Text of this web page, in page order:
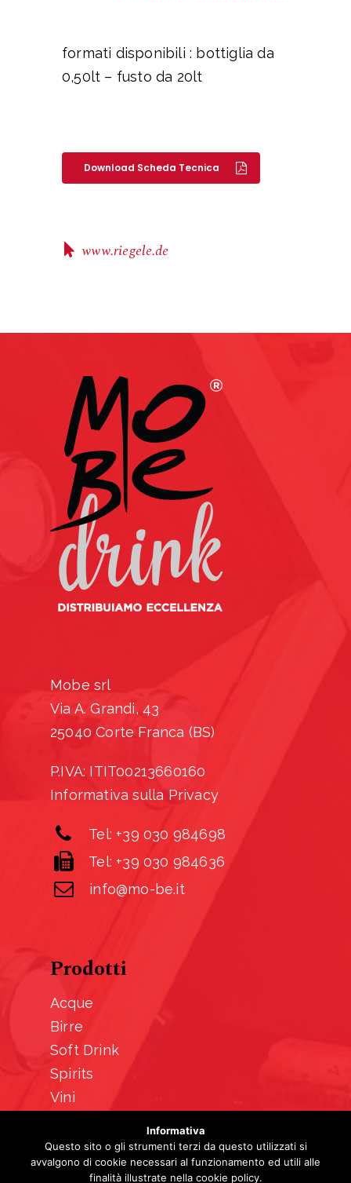
formati disponibili : bottiglia da
0,50lt – fusto da 20lt
Download Scheda Tecnica
www.riegele.de
Mobe srl
Via A. Grandi, 43
25040 Corte Franca (BS)
P.IVA: ITIT00213660160
Informativa sulla Privacy
Tel: +39 030 984698
Tel: +39 030 984636
info@mo-be.it
Prodotti
Acque
Birre
Soft Drink
Spirits
Vini
Informativa
Questo sito o gli strumenti terzi da questo utilizzati si
avvalgono di cookie necessari al funzionamento ed utili alle
finalità illustrate nella cookie policy.